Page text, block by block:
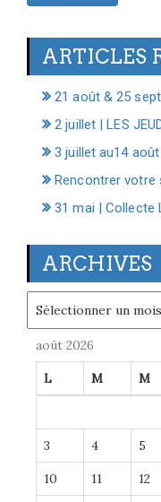
ARTICLES
21 août & 25
2 juillet | LES
3 juillet au14 août
Rencontrer votre
31 mai | Collecte
ARCHIVES
août 2026
L M M
3 4 5
10 11 12